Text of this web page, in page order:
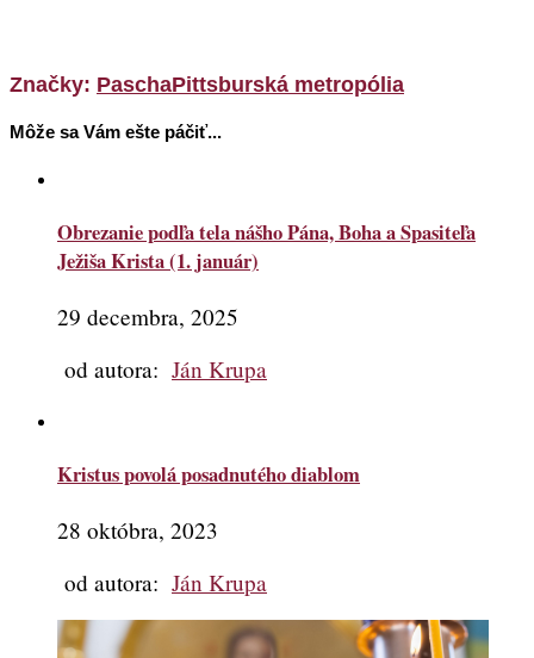
Značky: PaschaPittsburská metropólia
Môže sa Vám ešte páčiť...
Obrezanie podľa tela nášho Pána, Boha a Spasiteľa
Ježiša Krista (1. január)
29 decembra, 2025
od autora: Ján Krupa
Kristus povolá posadnutého diablom
28 októbra, 2023
od autora: Ján Krupa